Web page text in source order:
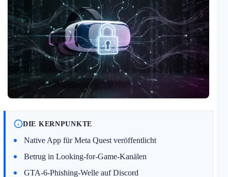
DIE KERNPUNKTE
Native App für Meta Quest veröffentlicht
Betrug in Looking-for-Game-Kanälen
GTA-6-Phishing-Welle auf Discord